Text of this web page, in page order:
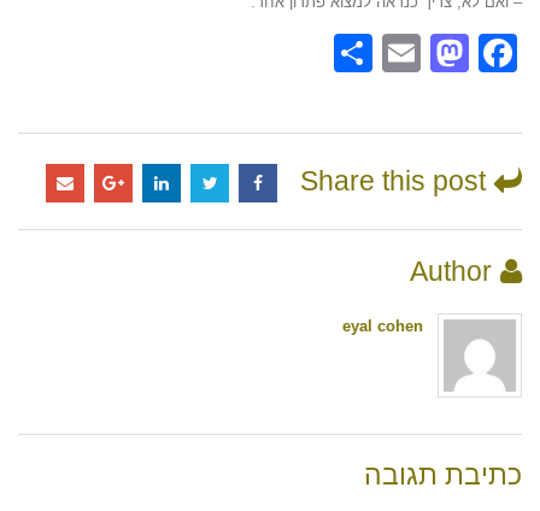
Facebook
Mastodon
Email
Share this post
Author
eyal cohen
כתיבת תגובה